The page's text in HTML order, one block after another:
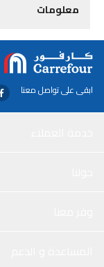
معلومات
ابقى على تواصل معنا